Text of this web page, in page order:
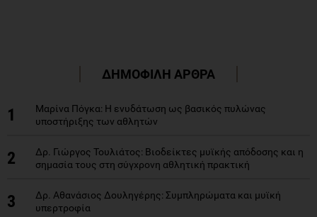
ΔΗΜΟΦΙΛΗ ΑΡΘΡΑ
1
Μαρίνα Πόγκα: Η ενυδάτωση ως βασικός πυλώνας
υποστήριξης των αθλητών
2
Δρ. Γιώργος Τουλιάτος: Βιοδείκτες μυϊκής απόδοσης και η
σημασία τους στη σύγχρονη αθλητική πρακτική
3
Δρ. Αθανάσιος Δουληγέρης: Συμπληρώματα και μυϊκή
υπερτροφία